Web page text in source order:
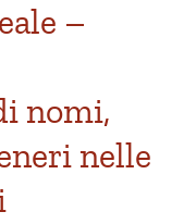
–
nomi,
nelle